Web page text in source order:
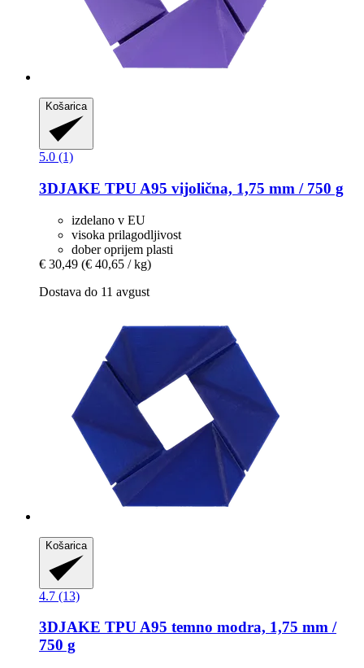
Košarica
5.0 (1)
3DJAKE TPU A95 vijolična, 1,75 mm / 750 g
izdelano v EU
visoka prilagodljivost
dober oprijem plasti
€ 30,49 (€ 40,65 / kg)
Dostava do 11 avgust
Košarica
4.7 (13)
3DJAKE TPU A95 temno modra, 1,75 mm /
750 g